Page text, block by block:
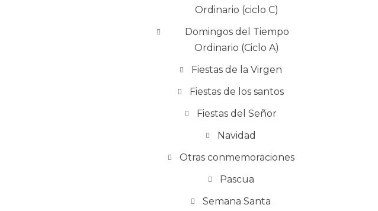
Ordinario (ciclo C)
Domingos del Tiempo
Ordinario (Ciclo A)
Fiestas de la Virgen
Fiestas de los santos
Fiestas del Señor
Navidad
Otras conmemoraciones
Pascua
Semana Santa